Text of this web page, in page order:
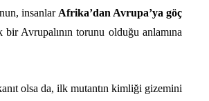
insanlar Afrika’dan Avrupa’ya göç
Avrupalının torunu olduğu anlamına
olsa da, ilk mutantın kimliği gizemini